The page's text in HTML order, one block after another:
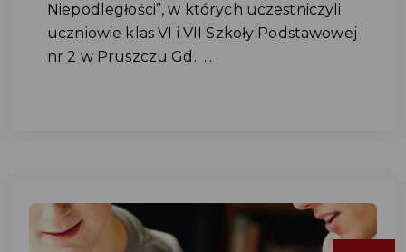
Niepodległości”, w których uczestniczyli
uczniowie klas VI i VII Szkoły Podstawowej
nr 2 w Pruszczu Gd. ...